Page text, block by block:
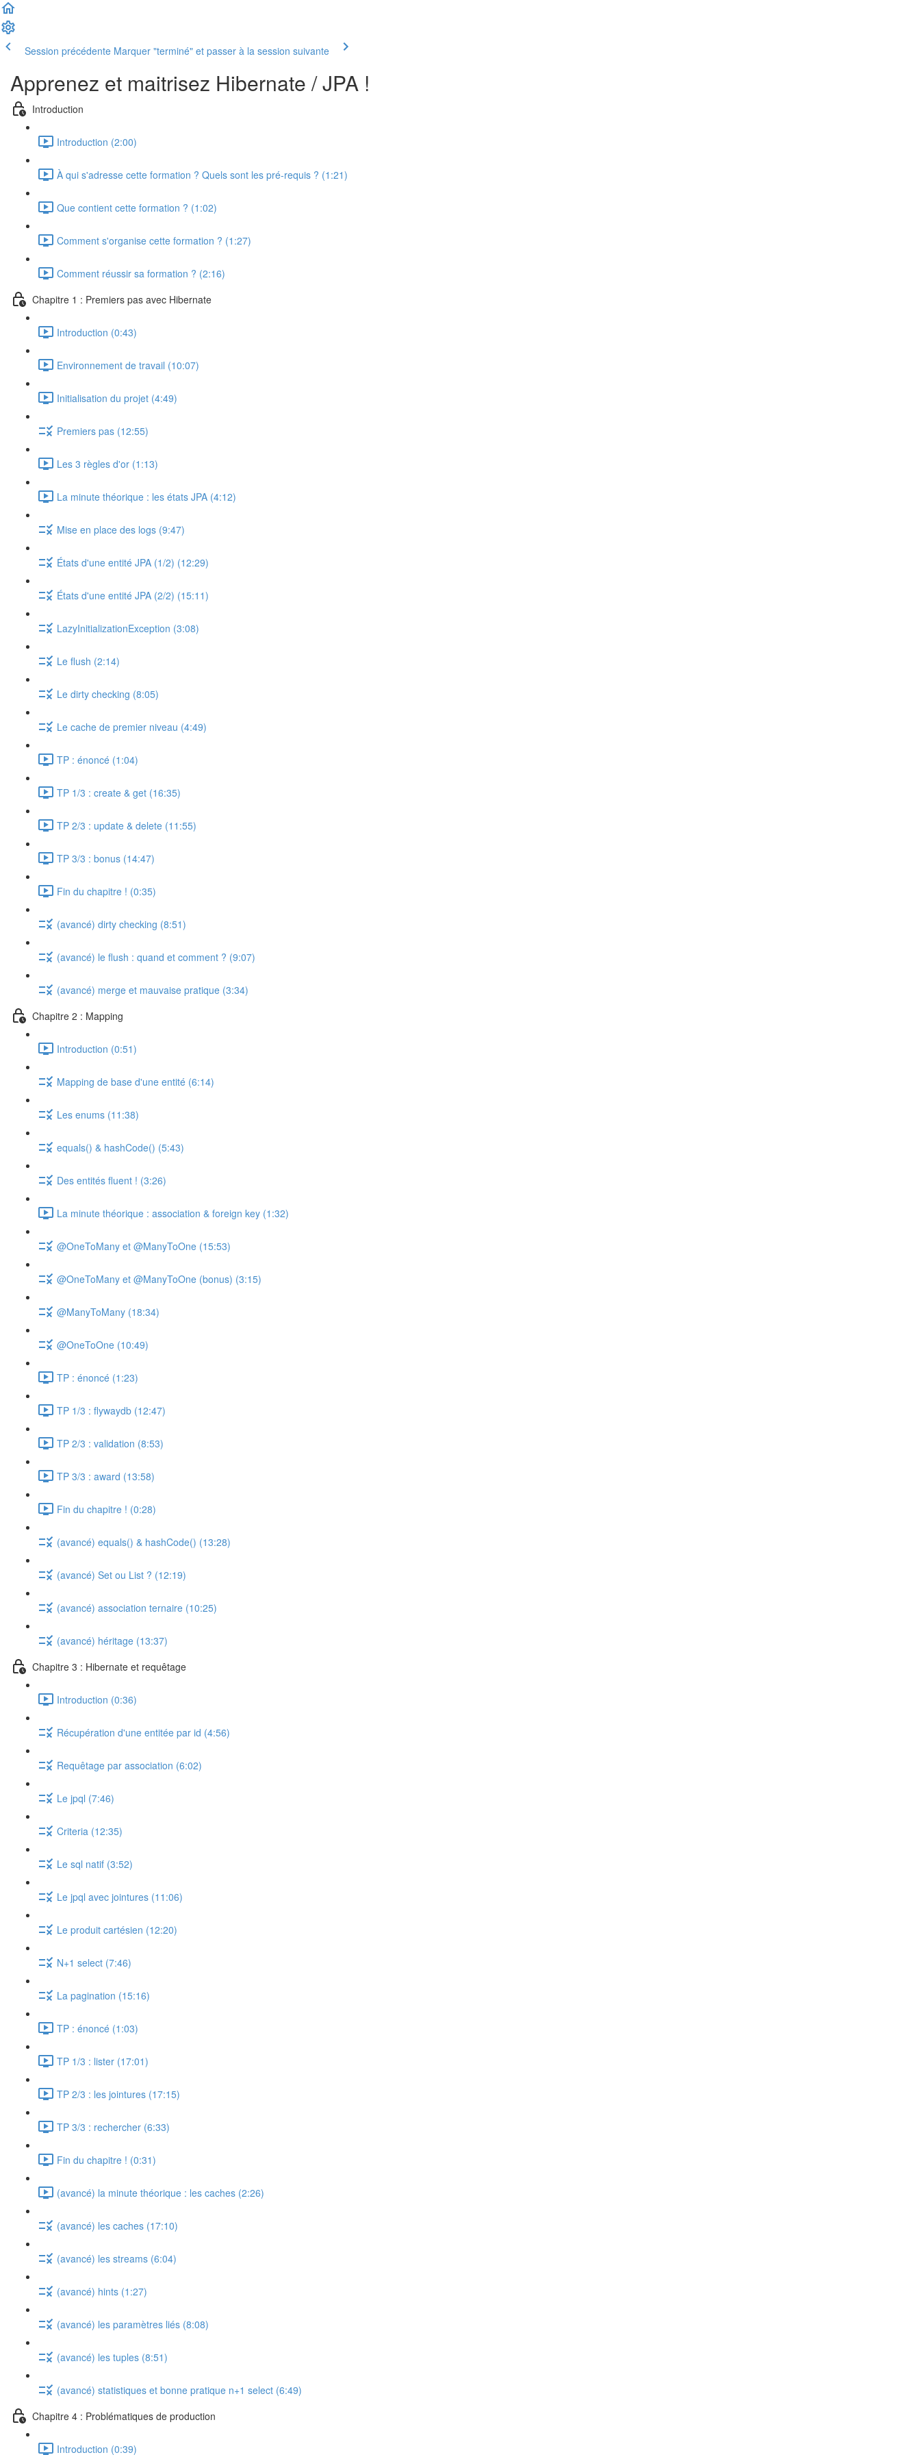
Session précédente Marquer "terminé" et passer à la session suivante
Apprenez et maitrisez Hibernate / JPA !
Introduction
Introduction (2:00)
À qui s'adresse cette formation ? Quels sont les pré-requis ? (1:21)
Que contient cette formation ? (1:02)
Comment s'organise cette formation ? (1:27)
Comment réussir sa formation ? (2:16)
Chapitre 1 : Premiers pas avec Hibernate
Introduction (0:43)
Environnement de travail (10:07)
Initialisation du projet (4:49)
Premiers pas (12:55)
Les 3 règles d'or (1:13)
La minute théorique : les états JPA (4:12)
Mise en place des logs (9:47)
États d'une entité JPA (1/2) (12:29)
États d'une entité JPA (2/2) (15:11)
LazyInitializationException (3:08)
Le flush (2:14)
Le dirty checking (8:05)
Le cache de premier niveau (4:49)
TP : énoncé (1:04)
TP 1/3 : create & get (16:35)
TP 2/3 : update & delete (11:55)
TP 3/3 : bonus (14:47)
Fin du chapitre ! (0:35)
(avancé) dirty checking (8:51)
(avancé) le flush : quand et comment ? (9:07)
(avancé) merge et mauvaise pratique (3:34)
Chapitre 2 : Mapping
Introduction (0:51)
Mapping de base d'une entité (6:14)
Les enums (11:38)
equals() & hashCode() (5:43)
Des entités fluent ! (3:26)
La minute théorique : association & foreign key (1:32)
@OneToMany et @ManyToOne (15:53)
@OneToMany et @ManyToOne (bonus) (3:15)
@ManyToMany (18:34)
@OneToOne (10:49)
TP : énoncé (1:23)
TP 1/3 : flywaydb (12:47)
TP 2/3 : validation (8:53)
TP 3/3 : award (13:58)
Fin du chapitre ! (0:28)
(avancé) equals() & hashCode() (13:28)
(avancé) Set ou List ? (12:19)
(avancé) association ternaire (10:25)
(avancé) héritage (13:37)
Chapitre 3 : Hibernate et requêtage
Introduction (0:36)
Récupération d'une entitée par id (4:56)
Requêtage par association (6:02)
Le jpql (7:46)
Criteria (12:35)
Le sql natif (3:52)
Le jpql avec jointures (11:06)
Le produit cartésien (12:20)
N+1 select (7:46)
La pagination (15:16)
TP : énoncé (1:03)
TP 1/3 : lister (17:01)
TP 2/3 : les jointures (17:15)
TP 3/3 : rechercher (6:33)
Fin du chapitre ! (0:31)
(avancé) la minute théorique : les caches (2:26)
(avancé) les caches (17:10)
(avancé) les streams (6:04)
(avancé) hints (1:27)
(avancé) les paramètres liés (8:08)
(avancé) les tuples (8:51)
(avancé) statistiques et bonne pratique n+1 select (6:49)
Chapitre 4 : Problématiques de production
Introduction (0:39)